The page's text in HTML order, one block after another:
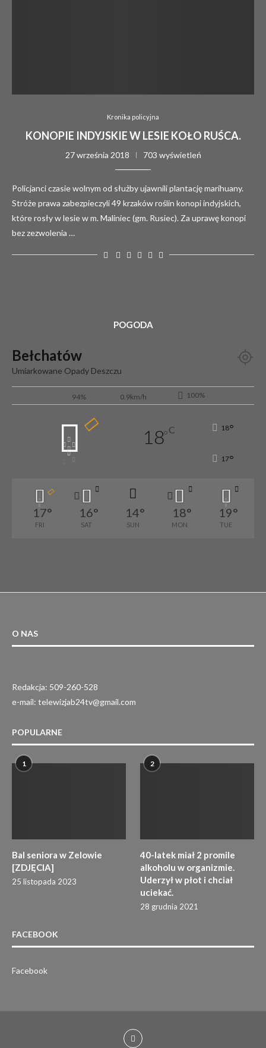
Kronika policyjna
KONOPIE INDYJSKIE W LESIE KOŁO RUŚCA.
27 września 2018 703 wyświetleń
Policjanci czasie wolnym od służby ujawnili plantację marihuany.
Stróże prawa zabezpieczyli 49 krzaków roślin konopi indyjskich,
które rosły w lesie w m. Maliniec (gm. Rusiec). Za uprawę konopi
bez zezwolenia …
POGODA
Bełchatów
Umiarkowane Opady Deszczu
94% 0.9km/h 100%
18°C 18°
17°
17°
FRI
16°
SAT
14°
SUN
18°
MON
19°
TUE
O NAS
Redakcja: 509-260-528
e-mail: telewizjab24tv@gmail.com
POPULARNE
1
Bal seniora w Zelowie
[ZDJĘCIA]
25 listopada 2023
2
40-latek miał 2 promile
alkoholu w organizmie.
Uderzył w płot i chciał
uciekać.
28 grudnia 2021
FACEBOOK
Facebook